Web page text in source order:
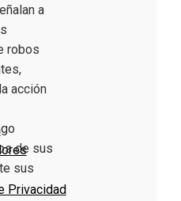
Privacidad
a
robos
acción
de sus
sus